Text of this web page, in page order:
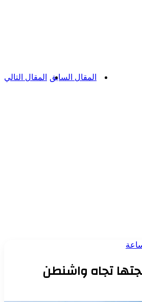
المقال السابق المقال التالي
تجاه واشنطن